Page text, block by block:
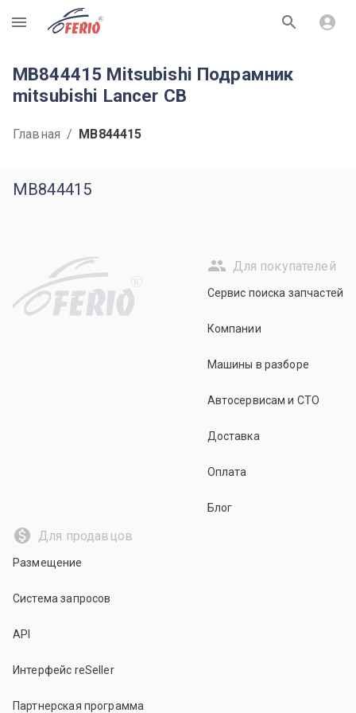
R
MB844415 Mitsubishi Подрамник
mitsubishi Lancer CB
Главная / MB844415
MB844415
R
Для покупателей
Сервис поиска запчастей
Компании
Машины в разборе
Автосервисам и СТО
Доставка
Оплата
Блог
Для продавцов
Размещение
Система запросов
API
Интерфейс reSeller
Партнерская программа